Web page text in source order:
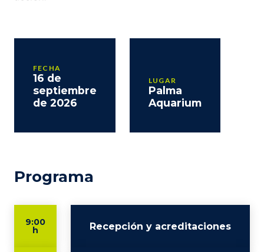
FECHA
16 de
septiembre
de 2026
LUGAR
Palma
Aquarium
Programa
9:00
h Recepción y acreditaciones